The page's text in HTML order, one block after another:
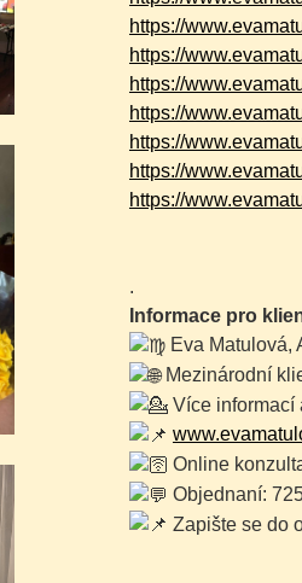
https://
https://
https://
https://
https://
https://
https://
.
Informace pro
Eva Matulová,
Mezinárodní
Více informací
Online
Objednaní:
Zapište se do